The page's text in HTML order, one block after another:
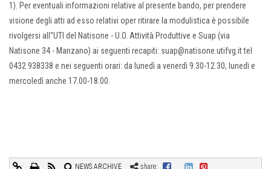
1). Per eventuali informazioni relative al presente bando, per prendere
visione degli atti ad esso relativi oper ritirare la modulistica è possibile
rivolgersi all''UTI del Natisone - U.O. Attività Produttive e Suap (via
Natisone 34 - Manzano) ai seguenti recapiti: suap@natisone.utifvg.it tel
0432 938338 e nei seguenti orari: da lunedì a venerdì 9.30-12.30, lunedì e
mercoledì anche 17.00-18.00.
NEWS ARCHIVE share: